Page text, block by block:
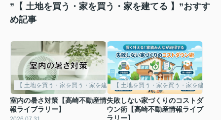
”【 土地を買う・家を買う・家を建てる 】”おすす
め記事
【 土地を買う・家を買う・家を建てる 】
室内の暑さ対策【高崎不動産情
報ライブラリー】
【 土地を買う・家を買う・家を建てる
失敗しない家づくりのコストダ
ウン術【高崎不動産情報ライブ
ラリー】